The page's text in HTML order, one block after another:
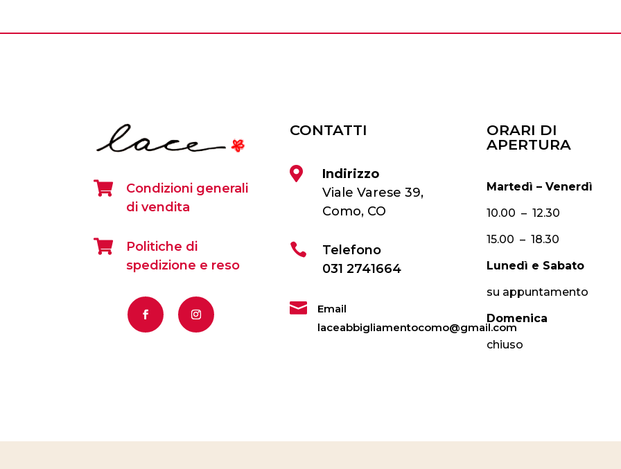

Condizioni generali
di vendita

Politiche di
spedizione e reso
CONTATTI

Indirizzo
Viale Varese 39,
Como, CO

Telefono
031 2741664

Email
laceabbigliamentocomo@gmail.com
ORARI DI
APERTURA
Martedì – Venerdì
10.00 – 12.30
15.00 – 18.30
Lunedì e Sabato
su appuntamento
Domenica
chiuso